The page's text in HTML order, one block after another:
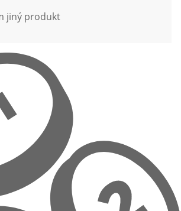
jiný produkt